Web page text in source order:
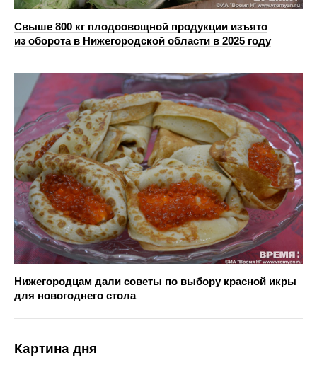
Свыше 800 кг плодоовощной продукции изъято
из оборота в Нижегородской области в 2025 году
Нижегородцам дали советы по выбору красной икры
для новогоднего стола
Картина дня